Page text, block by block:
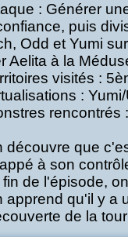
: Générer
puis
Odd et Yumi
Aelita à la
visités :
:
rencontrés
découvre que
à son
fin de l'épisode,
apprend qu'il y a
de la